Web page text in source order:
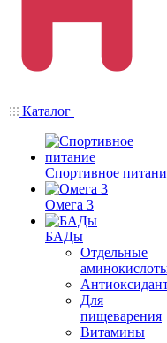
Каталог
Спортивное
Омега 3
БАДы
Отдельные
Для
пищеварения
Витамины